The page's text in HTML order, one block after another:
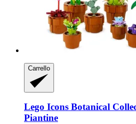
Carrello
Lego Icons Botanical
Piantine